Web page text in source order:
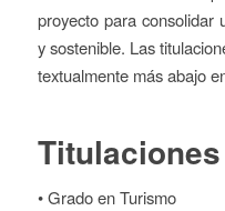
proyecto para consolidar
y sostenible. Las
textualmente más abajo
• Grado en Turismo